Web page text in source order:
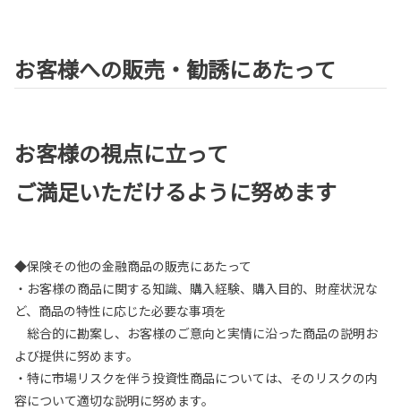
お客様への販売・勧誘にあたって
お客様の視点に立って
ご満足いただけるように努めます
◆保険その他の金融商品の販売にあたって
・お客様の商品に関する知識、購入経験、購入目的、財産状況な
ど、商品の特性に応じた必要な事項を
総合的に勘案し、お客様のご意向と実情に沿った商品の説明お
よび提供に努めます。
・特に市場リスクを伴う投資性商品については、そのリスクの内
容について適切な説明に努めます。